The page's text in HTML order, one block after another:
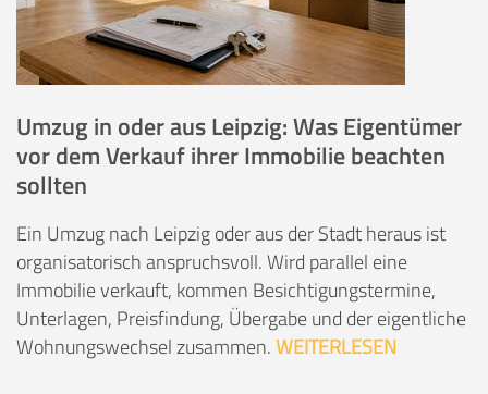
Umzug in oder aus Leipzig: Was Eigentümer
vor dem Verkauf ihrer Immobilie beachten
sollten
Ein Umzug nach Leipzig oder aus der Stadt heraus ist
organisatorisch anspruchsvoll. Wird parallel eine
Immobilie verkauft, kommen Besichtigungstermine,
Unterlagen, Preisfindung, Übergabe und der eigentliche
Wohnungswechsel zusammen.WEITERLESEN